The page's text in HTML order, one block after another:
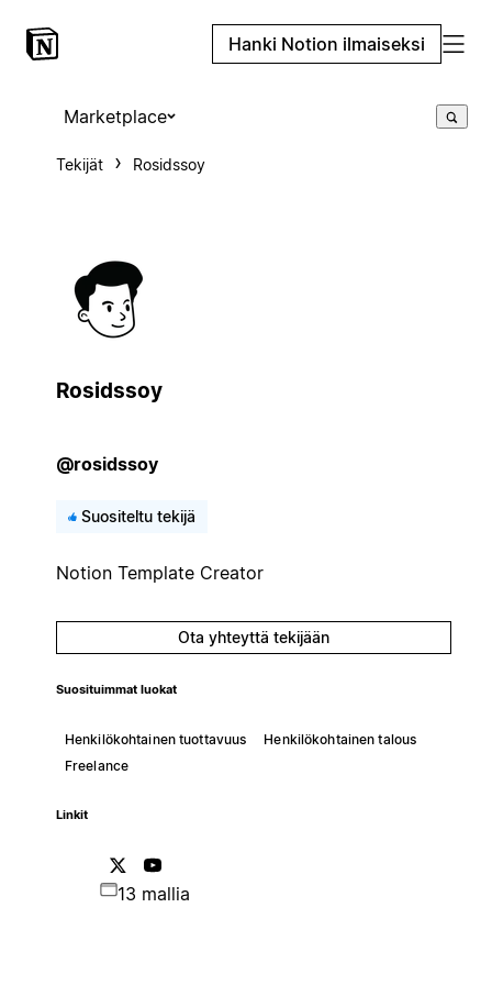
Hanki Notion ilmaiseksi
Marketplace
Tekijät Rosidssoy
Rosidssoy
@rosidssoy
Suositeltu tekijä
Notion Template Creator
Ota yhteyttä tekijään
Suosituimmat luokat
Henkilökohtainen tuottavuus
Henkilökohtainen talous
Freelance
Linkit
13 mallia